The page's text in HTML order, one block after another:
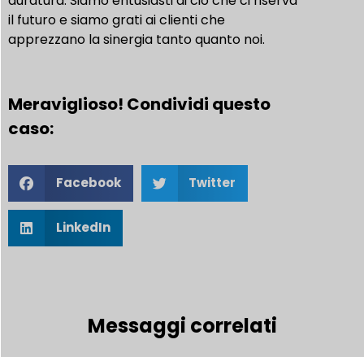
il futuro e siamo grati ai clienti che
apprezzano la sinergia tanto quanto noi.
Meraviglioso! Condividi questo
caso:
Facebook Twitter
LinkedIn
Messaggi correlati